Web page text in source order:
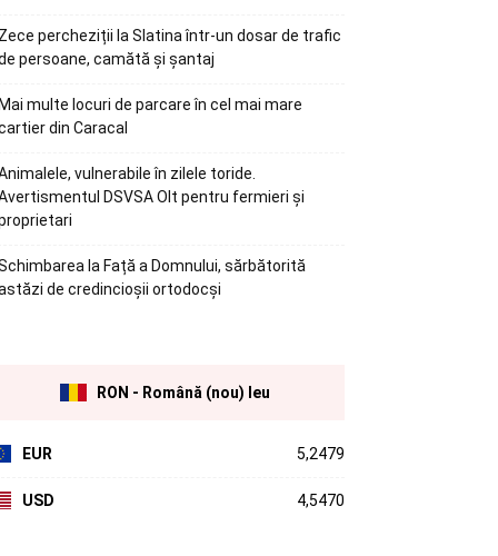
Zece percheziții la Slatina într-un dosar de trafic
persoane, camătă și șantaj
Mai multe locuri de parcare în cel mai mare
din Caracal
vulnerabile în zilele toride.
DSVSA Olt pentru fermieri și
la Față a Domnului, sărbătorită
de credincioșii ortodocși
RON - Română (nou) leu
EUR 5,2479
USD 4,5470